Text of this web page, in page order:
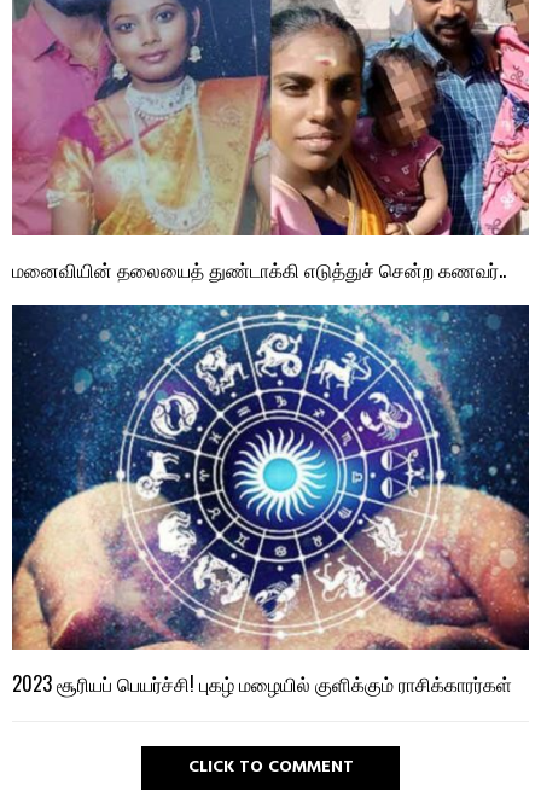
மனைவியின் தலையைத் துண்டாக்கி எடுத்துச் சென்ற கணவர்..
2023 சூரியப் பெயர்ச்சி! புகழ் மழையில் குளிக்கும் ராசிக்காரர்கள்
CLICK TO COMMENT